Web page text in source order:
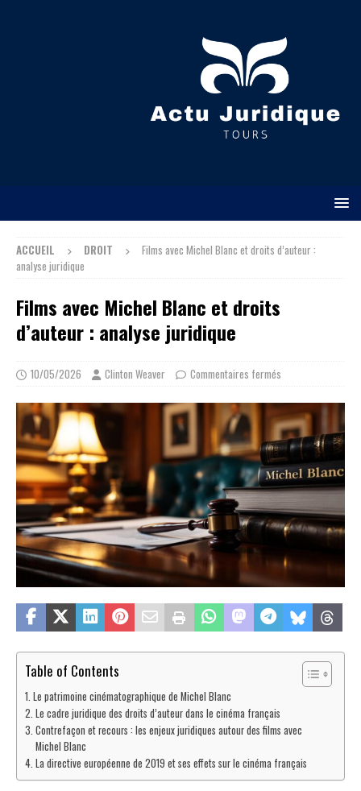
ACCUEIL DROIT
Films avec Michel Blanc et droits d’auteur :
analyse juridique
Films avec Michel Blanc et droits
d’auteur : analyse juridique
10/05/2026 Clinton Weaver Commentaires fermés
Table of Contents
Le patrimoine cinématographique de Michel Blanc
Le cadre juridique des droits d’auteur dans le cinéma français
Contrefaçon et recours : les enjeux juridiques autour des films avec
Michel Blanc
La directive européenne de 2019 et ses effets sur le cinéma français